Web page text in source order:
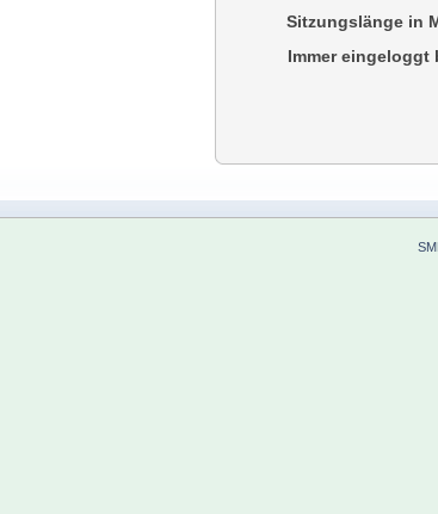
Sitzungslänge in
Immer eingeloggt